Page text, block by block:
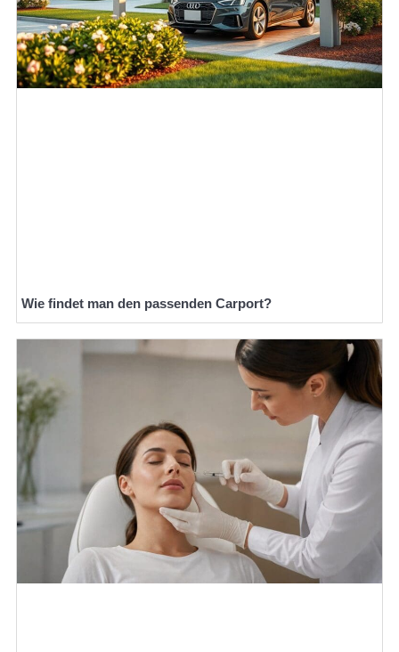
Wie findet man den passenden Carport?